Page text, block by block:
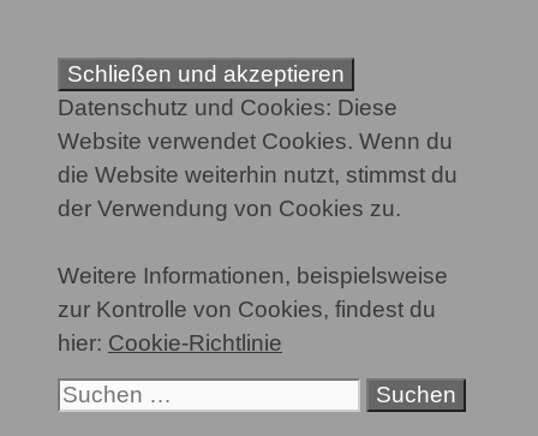
Inhalt
springen
Datenschutz und Cookies: Diese
Website verwendet Cookies. Wenn du
die Website weiterhin nutzt, stimmst du
der Verwendung von Cookies zu.
Weitere Informationen, beispielsweise
zur Kontrolle von Cookies, findest du
hier: Cookie-Richtlinie
Suchen